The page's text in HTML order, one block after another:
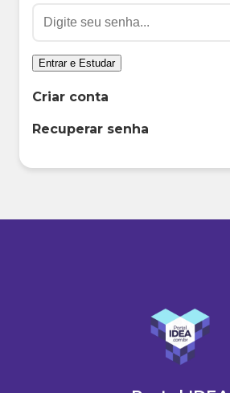
Entrar e Estudar
Criar conta
Recuperar senha